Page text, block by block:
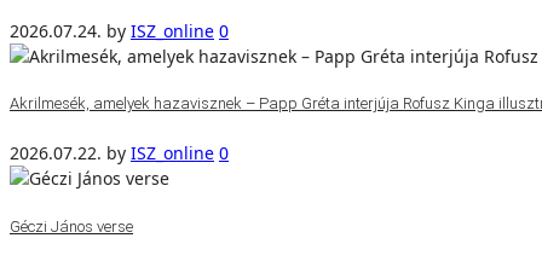
2026.07.24. by ISZ_online 0
Akrilmesék, amelyek hazavisznek – Papp Gréta interjúja Rofusz Kinga
2026.07.22. by ISZ_online 0
Géczi János verse